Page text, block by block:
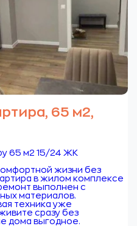
65 м2,
65 м2 15/24 ЖК
жизни без
в жилом комплексе
выполнен с
материалов.
техника уже
сразу без
дома выгодное.